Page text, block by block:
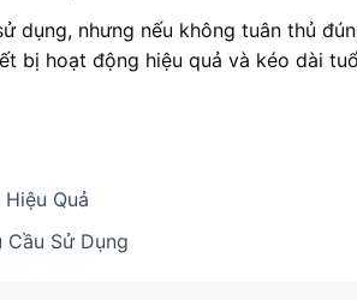
dụng, nhưng nếu không tuân thủ
bị hoạt động hiệu quả và kéo dài
Quả
Cầu Sử Dụng